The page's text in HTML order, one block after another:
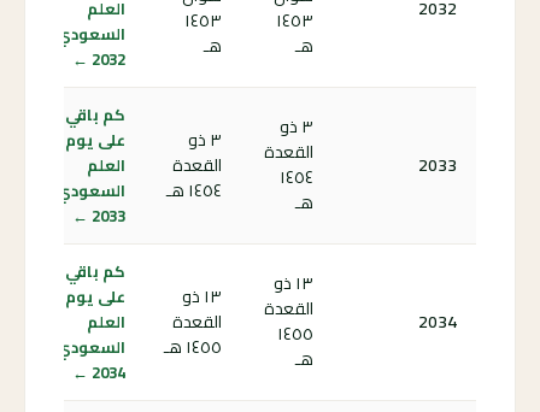
2032
١٤٥٣
هـ
١٤٥٣
هـ
العلم
السعودي
2032 ←
2033
٣ ذو
القعدة
١٤٥٤
هـ
٣ ذو
القعدة
١٤٥٤ هـ
كم باقي
على يوم
العلم
السعودي
2033 ←
2034
١٣ ذو
القعدة
١٤٥٥
هـ
١٣ ذو
القعدة
١٤٥٥ هـ
كم باقي
على يوم
العلم
السعودي
2034 ←